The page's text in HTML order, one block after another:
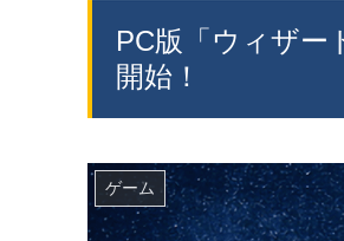
PC版「ウィザー
開始！
ゲーム